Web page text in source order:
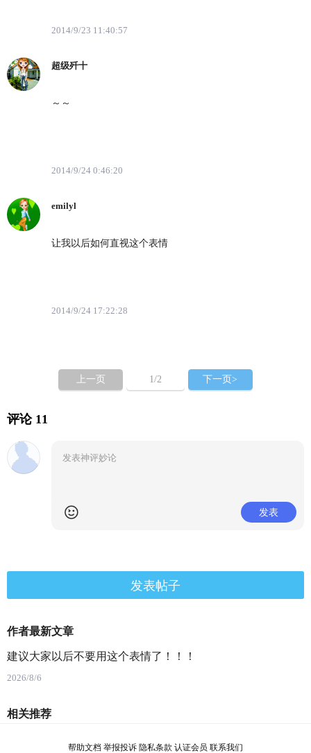
2014/9/23 11:40:57
超级歼十
～～
2014/9/24 0:46:20
emilyl
让我以后如何直视这个表情
2014/9/24 17:22:28
上一页 1/2 下一页>
评论 11
发表
发表帖子
作者最新文章
建议大家以后不要用这个表情了！！！
2026/8/6
相关推荐
帮助文档举报投诉隐私条款 认证会员 联系我们